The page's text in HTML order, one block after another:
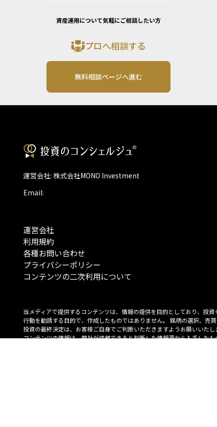
資産運用について気軽にご相談したい方
プロへ相談する
無料相談ページへ進む
運営会社: 株式会社MONO Investment
Email:
運営会社
利用規約
各種お問い合わせ
プライバシーポリシー
コンテンツの二次利用について
当メディアで提供するコンテンツは、情報の提供を目的としており、投資
行動を勧誘する目的で、作成したものではありません。 銘柄の選択、売
投資の最終決定は、お客様ご自身でご判断いただきますようお願いいたし
コンテンツの情報は、弊社が信頼できると判断した情報源から入手したも